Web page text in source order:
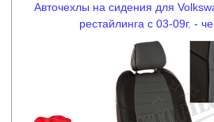
Авточехлы на сидения для
рестайлинга с 03-09г. -